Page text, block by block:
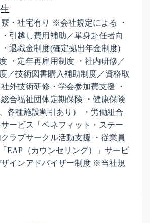
寮・社宅有り ※会社規定による ・
引越し費用補助／単身赴任者向
退職金制度(確定拠出年金制度)
・定年再雇用制度 ・社内研修／
／技術図書購入補助制度／資格取
外技術研修・学会参加費支援 ・
合福祉団体定期保険 ・健康保険
各種施設割引あり） ・労働組合
ービス「ベネフィット・ステー
ラブサークル活動支援 ・従業員
EAP（カウンセリング）」サービ
インアドバイザー制度 ※当社規